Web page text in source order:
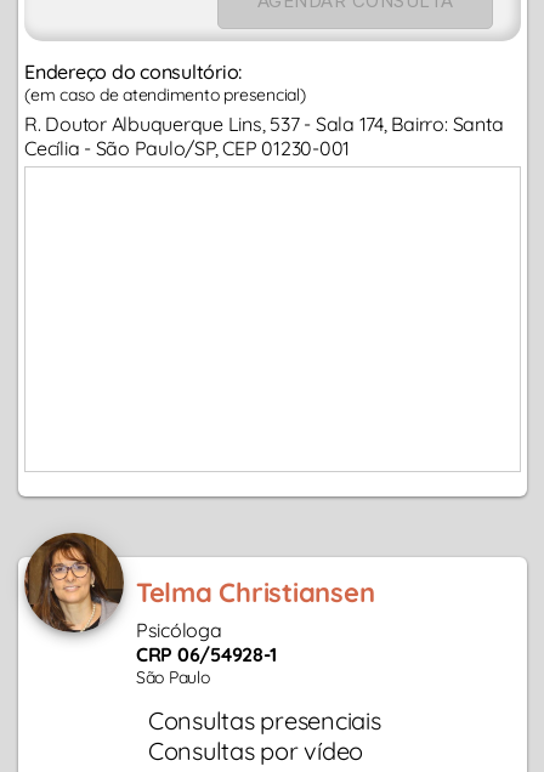
Endereço do consultório:
(em caso de atendimento presencial)
R. Doutor Albuquerque Lins, 537 - Sala 174, Bairro: Santa
Cecília - São Paulo/SP, CEP 01230-001
Telma Christiansen
Psicóloga
CRP 06/54928-1
São Paulo
Consultas presenciais
Consultas por vídeo